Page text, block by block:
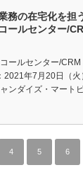
務の在宅化を担
ールセンター/
ールセンター/
2021年7月20日（火
ンダイズ・マート
4 5 6